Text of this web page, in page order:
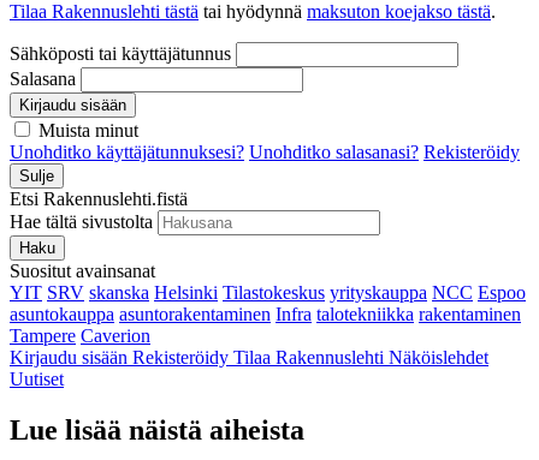
Tilaa Rakennuslehti tästä tai hyödynnä maksuton koejakso tästä.
Sähköposti tai käyttäjätunnus
Salasana
Kirjaudu sisään
Muista minut
Unohditko käyttäjätunnuksesi? Unohditko salasanasi? Rekisteröidy
Sulje
Etsi Rakennuslehti.fistä
Hae tältä sivustolta
Haku
Suositut avainsanat
YIT SRV skanska Helsinki Tilastokeskus yrityskauppa NCC Espoo
asuntokauppa asuntorakentaminen Infra talotekniikka rakentaminen
Tampere Caverion
Kirjaudu sisään Rekisteröidy Tilaa Rakennuslehti Näköislehdet
Uutiset
Lue lisää näistä aiheista